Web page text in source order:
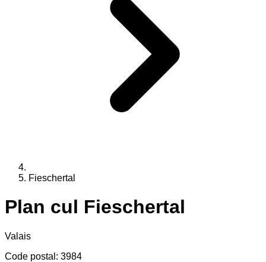
Fieschertal
Plan cul Fieschertal
Valais
Code postal : 3984